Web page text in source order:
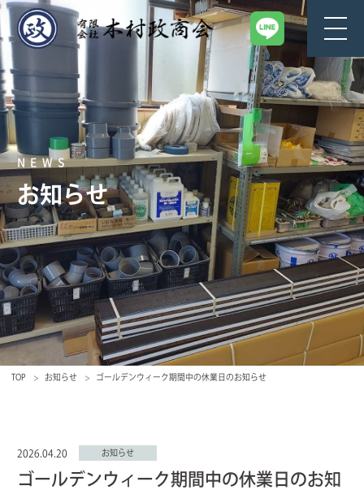
NEWS
お知らせ
TOP お知らせ ゴールデンウィーク期間中の休業日のお知らせ
2026.04.20 お知らせ
ゴールデンウィーク期間中の休業日のお知